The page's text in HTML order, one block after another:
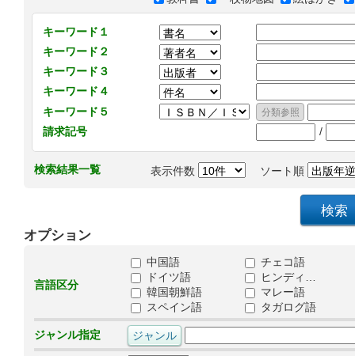
キーワード１
キーワード２
キーワード３
キーワード４
キーワード５
請求記号
/
検索結果一覧 表示件数 ソート順
オプション
言語区分
中国語
チェコ語
ドイツ語
ヒンディ…
韓国朝鮮語
マレー語
スペイン語
タガログ語
ジャンル指定